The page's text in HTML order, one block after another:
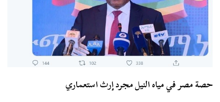
حصة مصر في مياه النيل مجرد إرث استعماري